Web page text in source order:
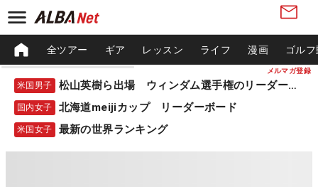
メルマガ登録
全ツアー ギア レッスン ライフ 漫画 ゴル
米国男子 松山英樹ら出場 ウィンダム選手権のリーダーボード
国内女子 北海道meijiカップ リーダーボード
米国女子 最新の世界ランキング